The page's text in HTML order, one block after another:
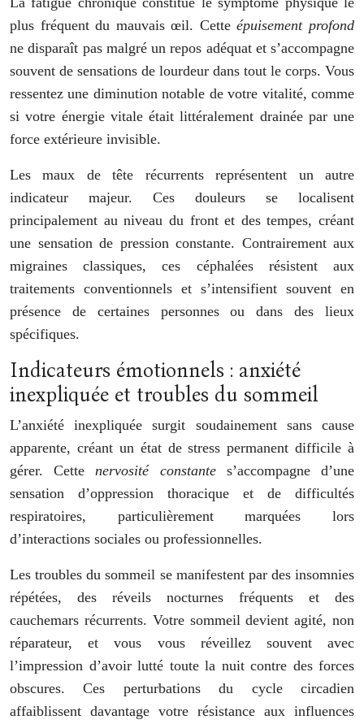
plus fréquent du mauvais œil. Cetteépuisement profond
ne disparaît pas malgré un repos adéquat et s’accompagne
souvent de sensations de lourdeur dans tout le corps. Vous
ressentez une diminution notable de votre vitalité, comme
si votre énergie vitale était littéralement drainée par une
force extérieure invisible.
Les maux de tête récurrents représentent un autre
indicateur majeur. Ces douleurs se localisent
principalement au niveau du front et des tempes, créant
une sensation de pression constante. Contrairement aux
migraines classiques, ces céphalées résistent aux
traitements conventionnels et s’intensifient souvent en
présence de certaines personnes ou dans des lieux
spécifiques.
Indicateurs émotionnels : anxiété
inexpliquée et troubles du sommeil
L’anxiété inexpliquée surgit soudainement sans cause
apparente, créant un état de stress permanent difficile à
gérer. Cette nervosité constantes’accompagne d’une
sensation d’oppression thoracique et de difficultés
respiratoires, particulièrement marquées lors
d’interactions sociales ou professionnelles.
Les troubles du sommeil se manifestent par des insomnies
répétées, des réveils nocturnes fréquents et des
cauchemars récurrents. Votre sommeil devient agité, non
réparateur, et vous vous réveillez souvent avec
l’impression d’avoir lutté toute la nuit contre des forces
obscures. Ces perturbations du cycle circadien
affaiblissent davantage votre résistance aux influences